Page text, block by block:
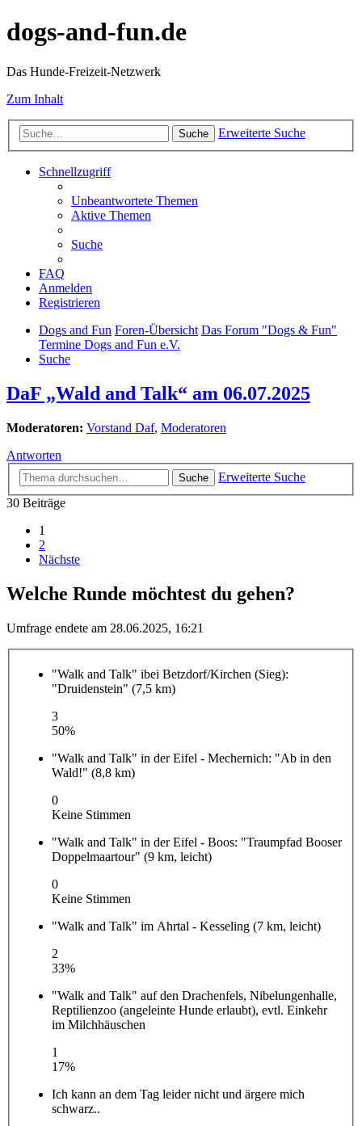
dogs-and-fun.de
Das Hunde-Freizeit-Netzwerk
Zum Inhalt
Suche Erweiterte Suche
Schnellzugriff
Unbeantwortete Themen
Aktive Themen
Suche
FAQ
Anmelden
Registrieren
Dogs and Fun Foren-Übersicht Das Forum "Dogs & Fun"
Termine Dogs and Fun e.V.
Suche
DaF „Wald and Talk“ am 06.07.2025
Moderatoren: Vorstand Daf, Moderatoren
Antworten
Suche
Erweiterte Suche
30 Beiträge
1
2
Nächste
Welche Runde möchtest du gehen?
Umfrage endete am 28.06.2025, 16:21
"Walk and Talk" ibei Betzdorf/Kirchen (Sieg):
"Druidenstein" (7,5 km)
3
50%
"Walk and Talk" in der Eifel - Mechernich: "Ab in den
Wald!" (8,8 km)
0
Keine Stimmen
"Walk and Talk" in der Eifel - Boos: "Traumpfad Booser
Doppelmaartour" (9 km, leicht)
0
Keine Stimmen
"Walk and Talk" im Ahrtal - Kesseling (7 km, leicht)
2
33%
"Walk and Talk" auf den Drachenfels, Nibelungenhalle,
Reptilienzoo (angeleinte Hunde erlaubt), evtl. Einkehr
im Milchhäuschen
1
17%
Ich kann an dem Tag leider nicht und ärgere mich
schwarz..